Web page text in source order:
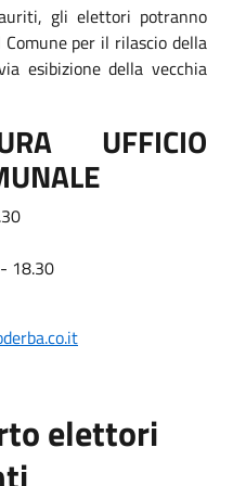
gli elettori potranno
per il rilascio della
esibizione della vecchia
UFFICIO
18.30
elettori